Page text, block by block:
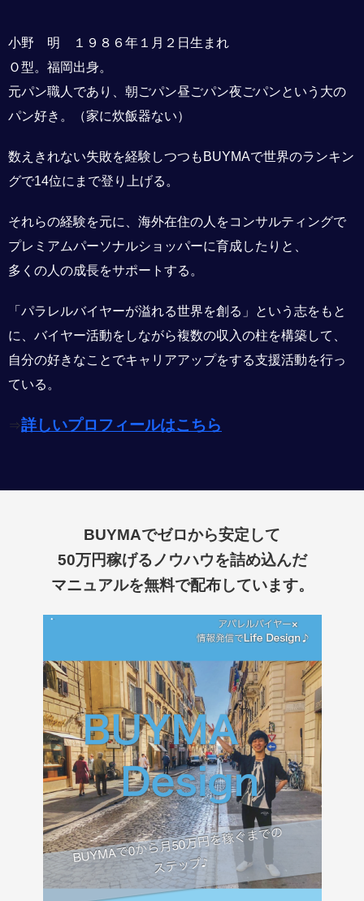
小野 明 １９８６年１月２日生まれ
Ｏ型。福岡出身。
元パン職人であり、朝ごパン昼ごパン夜ごパンという大の
パン好き。（家に炊飯器ない）
数えきれない失敗を経験しつつもBUYMAで世界のランキン
グで14位にまで登り上げる。
それらの経験を元に、海外在住の人をコンサルティングで
プレミアムパーソナルショッパーに育成したりと、
多くの人の成長をサポートする。
「パラレルバイヤーが溢れる世界を創る」という志をもと
に、バイヤー活動をしながら複数の収入の柱を構築して、
自分の好きなことでキャリアアップをする支援活動を行っ
ている。
⇒詳しいプロフィールはこちら
BUYMAでゼロから安定して
50万円稼げるノウハウを詰め込んだ
マニュアルを無料で配布しています。